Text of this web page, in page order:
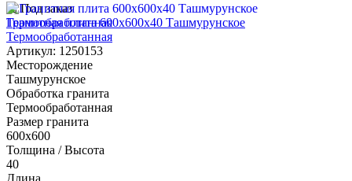
Под заказ
Гранитная плита 600х600x40 Ташмурунское
Термообработанная
Артикул: 1250153
Месторождение
Ташмурунское
Обработка гранита
Термообработанная
Размер гранита
600х600
Толщина / Высота
40
Длина